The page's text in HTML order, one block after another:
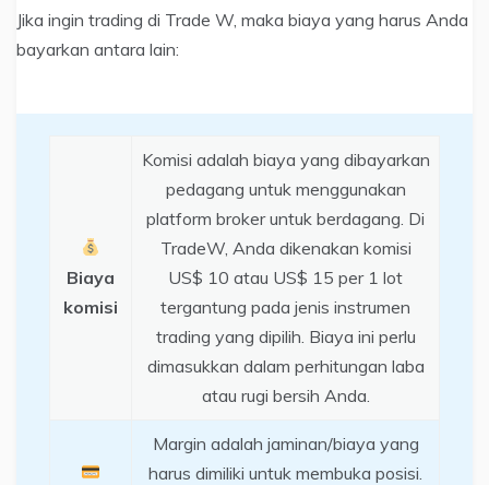
Jika ingin trading di Trade W, maka biaya yang harus Anda
bayarkan antara lain:
Biaya
komisi
Komisi adalah biaya yang dibayarkan
pedagang untuk menggunakan
platform broker untuk berdagang. Di
TradeW, Anda dikenakan komisi
US$ 10 atau US$ 15 per 1 lot
tergantung pada jenis instrumen
trading yang dipilih. Biaya ini perlu
dimasukkan dalam perhitungan laba
atau rugi bersih Anda.
Margin adalah jaminan/biaya yang
harus dimiliki untuk membuka posisi.